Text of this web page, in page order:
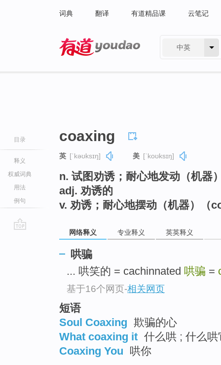
词典 翻译 有道精品课 云笔记
中英
目录
释义
权威词典
用法
例句
coaxing
英 [ˈkəʊksɪŋ] 美 [ˈkoʊksɪŋ]
n. 试图劝诱；耐心地发动（机器
adj. 劝诱的
v. 劝诱；耐心地摆动（机器）（
网络释义 专业释义 英英释义
哄骗
... 哄笑的 = cachinnated 哄骗 =
基于16个网页-相关网页
短语
Soul Coaxing 欺骗的心
What coaxing it 什么哄 ; 什么哄
Coaxing You 哄你